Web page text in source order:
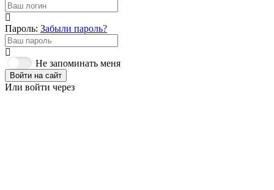
Пароль: Забыли пароль?
Не запоминать меня
Войти на сайт
Или войти через